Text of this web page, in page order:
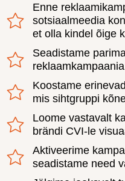
Enne
sotsiaalmeedia
et olla kindel õige
Seadistame
Koostame
mis sihtgruppi
Loome vastavalt
brändi CVI-le
Aktiveerime
seadistame need